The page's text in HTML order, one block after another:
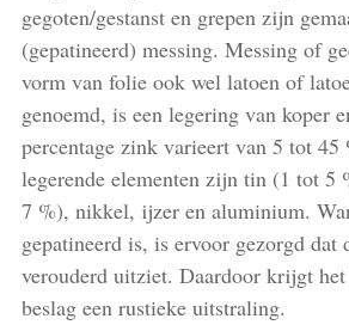
gegoten/gestanst en grepen zijn
(gepatineerd) messing. Messing of
vorm van folie ook wel latoen of
genoemd, is een legering van koper
percentage zink varieert van 5 tot 45
legerende elementen zijn tin (1 tot 5
7 %), nikkel, ijzer en aluminium.
gepatineerd is, is ervoor gezorgd dat
verouderd uitziet. Daardoor krijgt
beslag een rustieke uitstraling.